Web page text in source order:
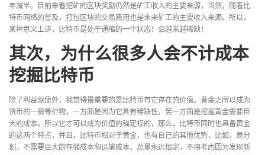
年减半。目前来看挖矿的区块奖励仍然是矿工收入的主要来源，当然，随着比
特币网络的普及，打包区块的交易费用也是未来矿工的主要收入来源。所以，
某种意义上讲，比特币是处于通缩的一个状态！会越来越稀缺！
其次，为什么很多人会不计成本
挖掘比特币
除了利益驱使外，我觉得最重要的是比特币有它存在的价值。黄金之所以成为
货币的一般等价物，一方面是因为它具有稀缺性，另一方面是挖掘黄金需要巨
大的成本。所以它才可以成为价值的锚定标的，那么，比特币同时也具备黄金
的这两个特点，并且，比特币相对于黄金，也有自己的其他优势，比如，易分
割，不需要巨大的存储成本和运输成本，总量永远恒定，不用考虑因为发现新